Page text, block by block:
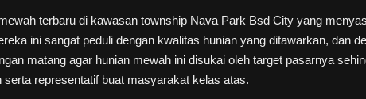
terbaru di kawasan township Nava Park Bsd City yang
ini sangat peduli dengan kwalitas hunian yang ditawarkan, dan
matang agar hunian mewah ini disukai oleh target pasarnya
representatif buat masyarakat kelas atas.